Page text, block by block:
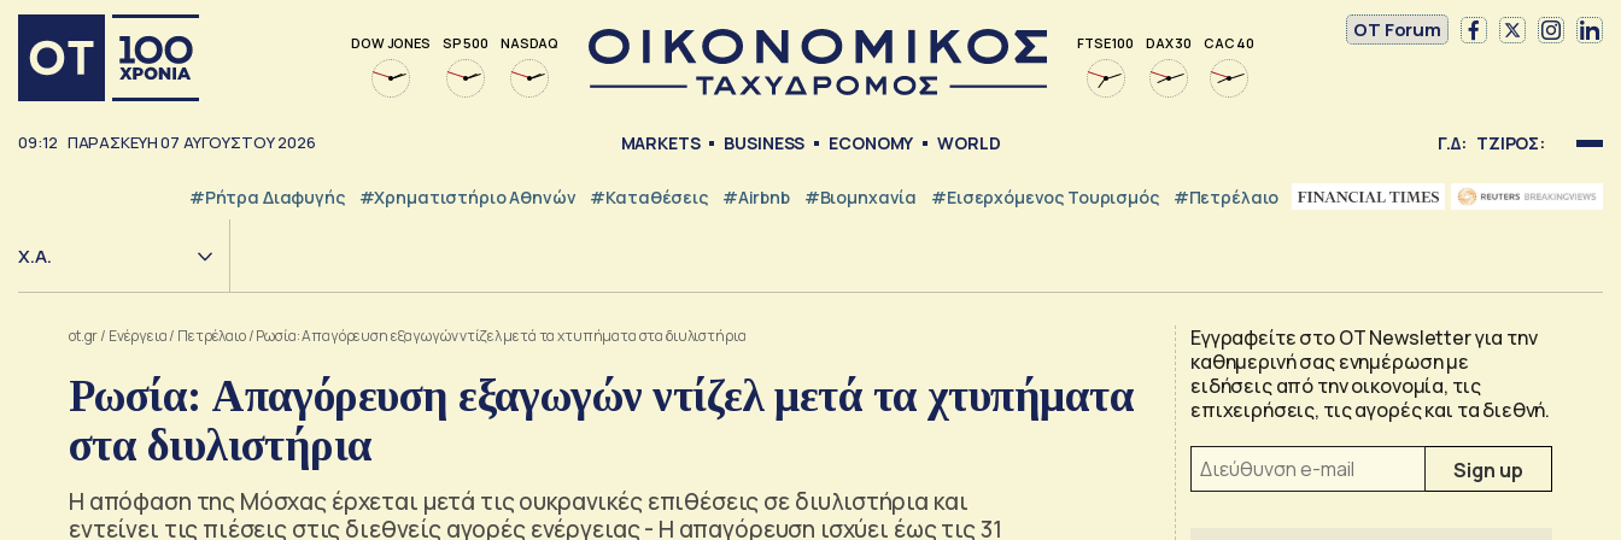
DOW JONES SP 500 NASDAQ FTSE 100 DAX 30 CAC 40
OT Forum
09:12 ΠΑΡΑΣΚΕΥΗ07 ΑΥΓΟΥΣΤΟΥ2026 MARKETS BUSINESS ECONOMY WORLD Γ.Δ: ΤΖΙΡΟΣ:
#ρήτρα Διαφυγής #Χρηματιστήριο Αθηνών #Καταθέσεις #Airbnb #Βιομηχανία #εισερχόμενος Τουρισμός #Πετρέλαιο
Χ.Α.
ot.gr/ Ενέργεια/ Πετρέλαιο/Ρωσία: Απαγόρευση εξαγωγών ντίζελ μετά τα χτυπήματα στα διυλιστήρια
Ρωσία: Απαγόρευση εξαγωγών ντίζελ μετά τα χτυπήματα
στα διυλιστήρια
Η απόφαση της Μόσχας έρχεται μετά τις ουκρανικές επιθέσεις σε διυλιστήρια και
εντείνει τις πιέσεις στις διεθνείς αγορές ενέργειας - Η απαγόρευση ισχύει έως τις 31
Εγγραφείτε στο OT Newsletter για την
καθημερινή σας ενημέρωση με
ειδήσεις από την οικονομία, τις
επιχειρήσεις, τις αγορές και τα διεθνή.